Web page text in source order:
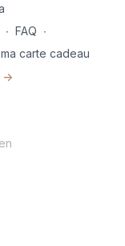
∙ FAQ ∙
carte cadeau
>